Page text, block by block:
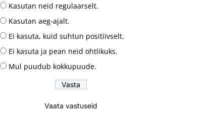
Kasutan neid regulaarselt.
Kasutan aeg-ajalt.
Ei kasuta, kuid suhtun positiivselt.
Ei kasuta ja pean neid ohtlikuks.
Mul puudub kokkupuude.
Vaata vastuseid